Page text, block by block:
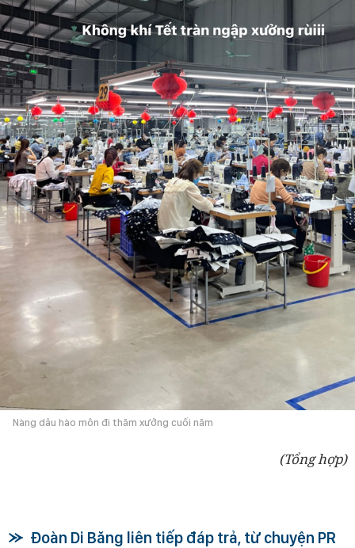
Nàng dâu hào môn đi thăm xưởng cuối năm
(Tổng hợp)
Đoàn Di Băng liên tiếp đáp trả, từ chuyện PR